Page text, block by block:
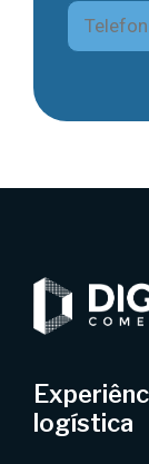
logística